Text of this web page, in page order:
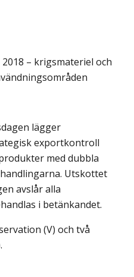
– krigsmateriel och
lägger
exportkontroll
med dubbla
Utskottet
avslår alla
i betänkandet.
(V) och två